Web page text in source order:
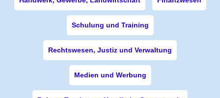
Schulung und Training
Rechtswesen, Justiz und Verwaltung
Medien und Werbung